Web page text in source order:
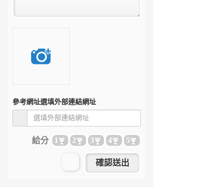
參考網址選填外部連結網址
給分 1 2 3 4 5